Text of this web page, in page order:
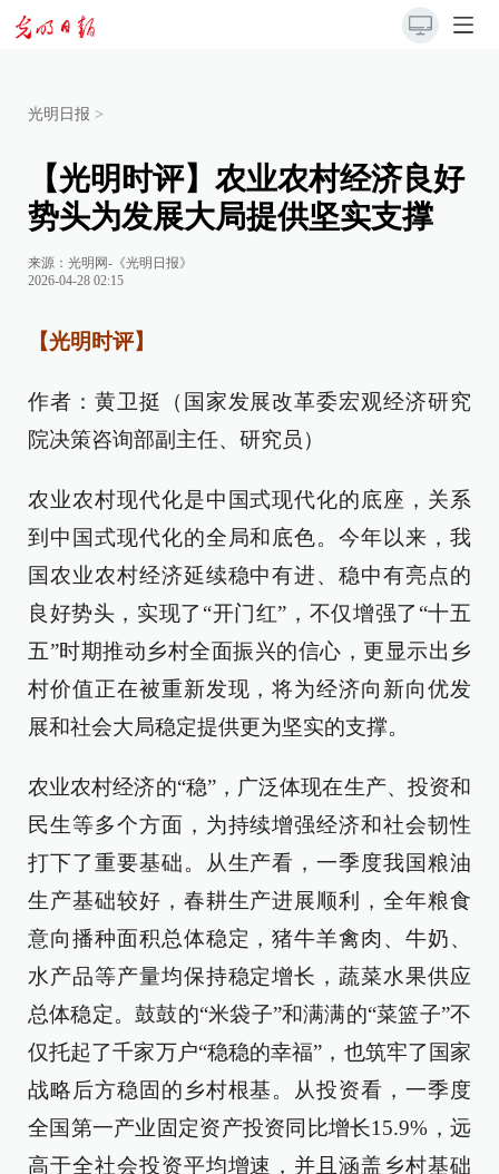
光明日报 >
【光明时评】农业农村经济良好
势头为发展大局提供坚实支撑
来源： 光明网-《光明日报》
2026-04-28 02:15
【光明时评】
作者：黄卫挺（国家发展改革委宏观经济研究
院决策咨询部副主任、研究员）
农业农村现代化是中国式现代化的底座，关系
到中国式现代化的全局和底色。今年以来，我
国农业农村经济延续稳中有进、稳中有亮点的
良好势头，实现了“开门红”，不仅增强了“十五
五”时期推动乡村全面振兴的信心，更显示出乡
村价值正在被重新发现，将为经济向新向优发
展和社会大局稳定提供更为坚实的支撑。
农业农村经济的“稳”，广泛体现在生产、投资和
民生等多个方面，为持续增强经济和社会韧性
打下了重要基础。从生产看，一季度我国粮油
生产基础较好，春耕生产进展顺利，全年粮食
意向播种面积总体稳定，猪牛羊禽肉、牛奶、
水产品等产量均保持稳定增长，蔬菜水果供应
总体稳定。鼓鼓的“米袋子”和满满的“菜篮子”不
仅托起了千家万户“稳稳的幸福”，也筑牢了国家
战略后方稳固的乡村根基。从投资看，一季度
全国第一产业固定资产投资同比增长15.9%，远
高于全社会投资平均增速，并且涵盖乡村基础